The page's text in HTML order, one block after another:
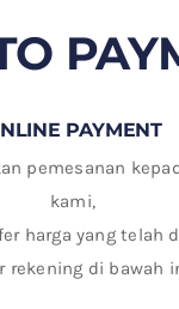
PAYMENT
pemesanan
kami,
harga yang telah
rekening di bawah